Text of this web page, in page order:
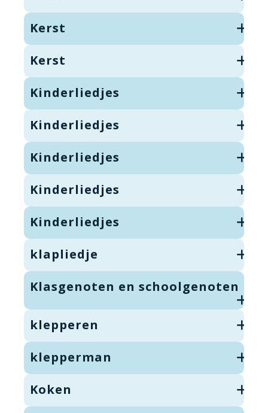
Kerst
Kerst
Kinderliedjes
Kinderliedjes
Kinderliedjes
Kinderliedjes
Kinderliedjes
klapliedje
Klasgenoten en schoolgenoten
klepperen
klepperman
Koken